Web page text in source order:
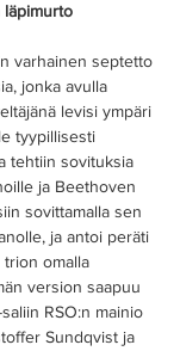
varhainen septetto
jonka avulla
levisi ympäri
tyypillisesti
tehtiin sovituksia
ja Beethoven
sovittamalla sen
ja antoi peräti
omalla
version saapuu
RSO:n mainio
Sundqvist ja